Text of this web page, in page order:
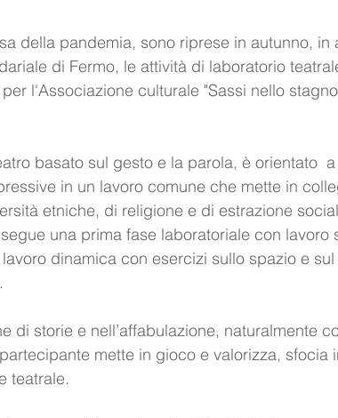
della pandemia, sono riprese in autunno, in
di Fermo, le attività di laboratorio
l'Associazione culturale "Sassi nello
basato sul gesto e la parola, è orientato  a
in un lavoro comune che mette in
etniche, di religione e di estrazione
una prima fase laboratoriale con lavoro
dinamica con esercizi sullo spazio e
di storie e nell’affabulazione, naturalmente
mette in gioco e valorizza, sfocia
teatrale.